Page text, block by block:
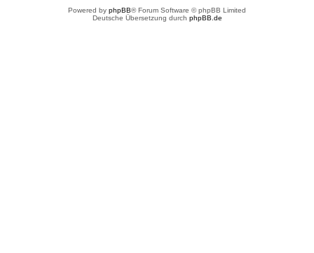
Powered by phpBB® Forum Software © phpBB Limited
Deutsche Übersetzung durch phpBB.de